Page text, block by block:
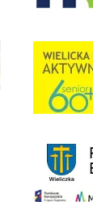
link do strony
link do strony